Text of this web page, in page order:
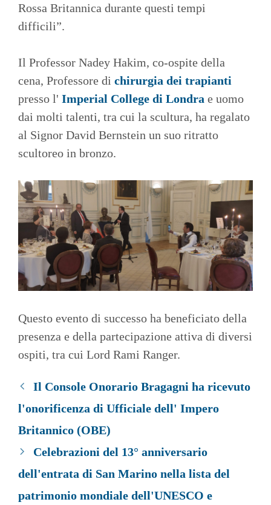
Rossa Britannica durante questi tempi
difficili”.
Il Professor Nadey Hakim, co-ospite della
cena, Professore di chirurgia dei trapianti
presso l' Imperial College di Londra e uomo
dai molti talenti, tra cui la scultura, ha regalato
al Signor David Bernstein un suo ritratto
scultoreo in bronzo.
Questo evento di successo ha beneficiato della
presenza e della partecipazione attiva di diversi
ospiti, tra cui Lord Rami Ranger.
Il Console Onorario Bragagni ha ricevuto
l'onorificenza di Ufficiale dell' Impero
Britannico (OBE)
Celebrazioni del 13° anniversario
dell'entrata di San Marino nella lista del
patrimonio mondiale dell'UNESCO e